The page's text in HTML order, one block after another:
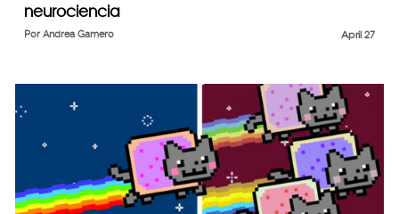
neurociencia
April 27
Por Andrea Gamero